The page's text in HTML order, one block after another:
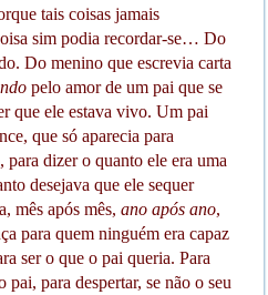
tais coisas jamais
sim podia recordar-se… Do
Do menino que escrevia carta
pelo amor de um pai que se
que ele estava vivo. Um pai
que só aparecia para
dizer o quanto ele era uma
desejava que ele sequer
mês após mês, ano após ano,
para quem ninguém era capaz
ser o que o pai queria. Para
para despertar, se não o seu